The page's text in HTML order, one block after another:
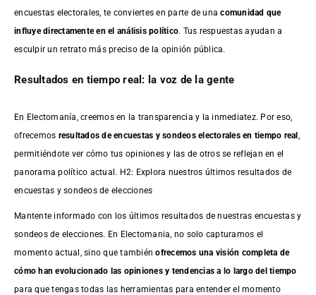
encuestas electorales, te conviertes en parte de unacomunidad que
influye directamente en el análisis político. Tus respuestas ayudan a
esculpir un retrato más preciso de la opinión pública.
Resultados en tiempo real: la voz de la gente
En Electomanía, creemos en la transparencia y la inmediatez. Por eso,
ofrecemos resultados deencuestas y sondeos electorales en tiempo real
permitiéndote ver cómo tus opiniones y las de otros se reflejan en el
panorama político actual. H2: Explora nuestros últimos resultados de
encuestas y sondeos de elecciones
Mantente informado con los últimos resultados de nuestras encuestasy
sondeos de elecciones. En Electomania, no solo capturamos el
momento actual, sino que tambiénofrecemos una visión completa de
cómo han evolucionado las opiniones y tendencias a lo largo del tiempo
para que tengas todas las herramientas para entender el momento